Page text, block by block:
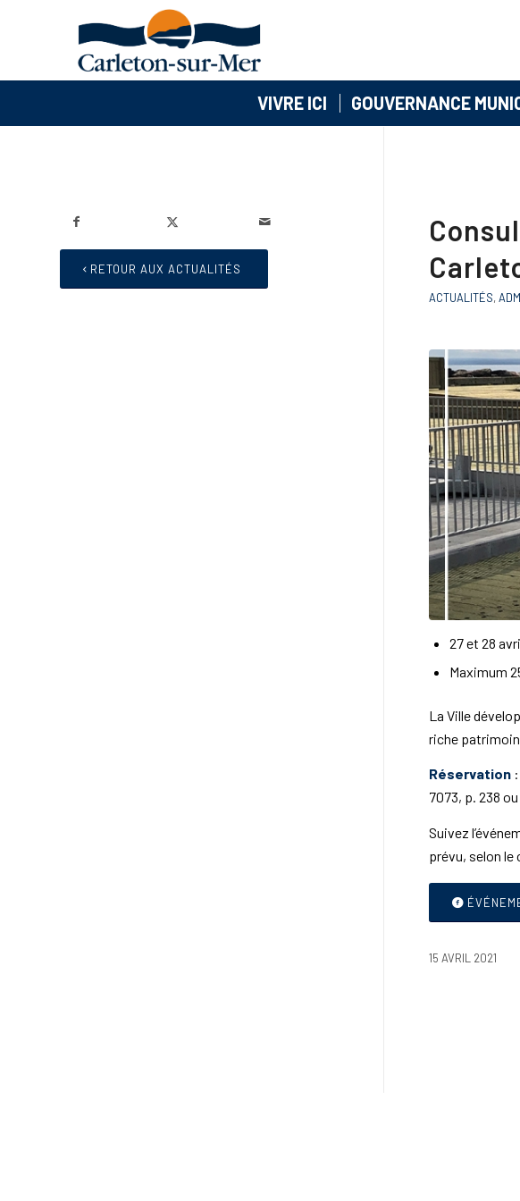
VIVRE ICI GOUVERNANCE
ACTUALITÉS,
27 et 28
Maximum
La Ville
riche
Réservation
7073, p. 238
Suivez
prévu, selon le
15 AVRIL 2021
RETOUR AUX ACTUALITÉS